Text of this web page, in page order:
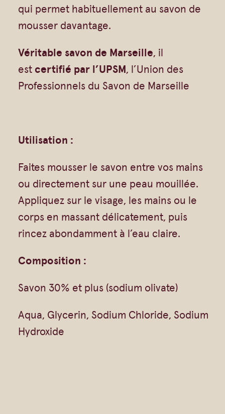
qui permet habituellement au savon de
mousser davantage.
Véritable savon de Marseille, il
est certifié par l’UPSM, l’Union des
Professionnels du Savon de Marseille
Utilisation :
Faites mousser le savon entre vos mains
ou directement sur une peau mouillée.
Appliquez sur le visage, les mains ou le
corps en massant délicatement, puis
rincez abondamment à l’eau claire.
Composition :
Savon 30% et plus (sodium olivate)
Aqua, Glycerin, Sodium Chloride, Sodium
Hydroxide
e
–
1
%
u
i
l
e
d
O
l
v
e